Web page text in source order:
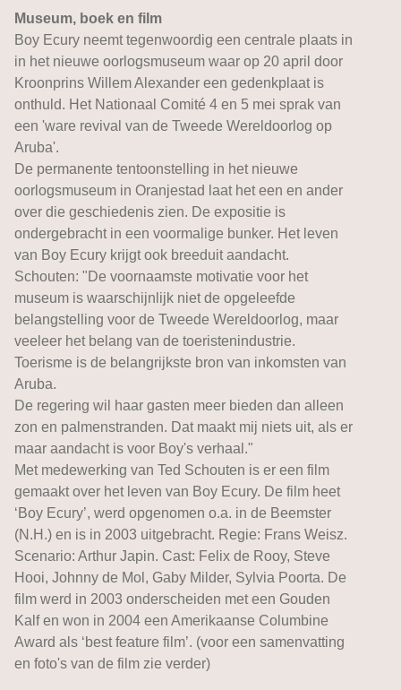
Museum, boek en film
Boy Ecury neemt tegenwoordig een centrale plaats in
in het nieuwe oorlogsmuseum waar op 20 april door
Kroonprins Willem Alexander een gedenkplaat is
onthuld. Het Nationaal Comité 4 en 5 mei sprak van
een 'ware revival van de Tweede Wereldoorlog op
Aruba'.
De permanente tentoonstelling in het nieuwe
oorlogsmuseum in Oranjestad laat het een en ander
over die geschiedenis zien. De expositie is
ondergebracht in een voormalige bunker. Het leven
van Boy Ecury krijgt ook breeduit aandacht.
Schouten: "De voornaamste motivatie voor het
museum is waarschijnlijk niet de opgeleefde
belangstelling voor de Tweede Wereldoorlog, maar
veeleer het belang van de toeristenindustrie.
Toerisme is de belangrijkste bron van inkomsten van
Aruba.
De regering wil haar gasten meer bieden dan alleen
zon en palmenstranden. Dat maakt mij niets uit, als er
maar aandacht is voor Boy's verhaal."
Met medewerking van Ted Schouten is er een film
gemaakt over het leven van Boy Ecury. De film heet
‘Boy Ecury’, werd opgenomen o.a. in de Beemster
(N.H.) en is in 2003 uitgebracht. Regie: Frans Weisz.
Scenario: Arthur Japin. Cast: Felix de Rooy, Steve
Hooi, Johnny de Mol, Gaby Milder, Sylvia Poorta. De
film werd in 2003 onderscheiden met een Gouden
Kalf en won in 2004 een Amerikaanse Columbine
Award als ‘best feature film’. (voor een samenvatting
en foto's van de film zie verder)